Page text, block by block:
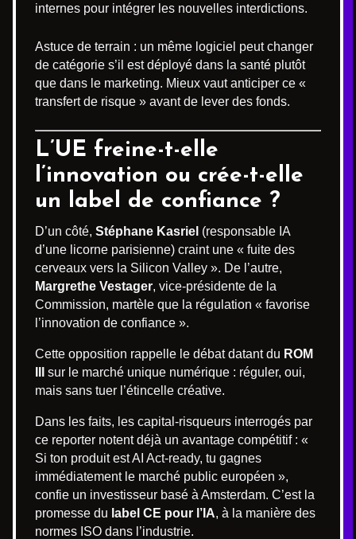
internes pour intégrer les nouvelles interdictions.
Astuce de terrain : un même logiciel peut changer
de catégorie s’il est déployé dans la santé plutôt
que dans le marketing. Mieux vaut anticiper ce «
transfert de risque » avant de lever des fonds.
L’UE freine-t-elle
l’innovation ou crée-t-elle
un label de confiance ?
D’un côté, Stéphane Kasriel (responsable IA
d’une licorne parisienne) craint une « fuite des
cerveaux vers la Silicon Valley ». De l’autre,
Margrethe Vestager, vice-présidente de la
Commission, martèle que la régulation « favorise
l’innovation de confiance ».
Cette opposition rappelle le débat datant du ROM
sur le marché unique numérique : réguler, oui,
mais sans tuer l’étincelle créative.
Dans les faits, les capital-risqueurs interrogés par
ce reporter notent déjà un avantage compétitif : «
Si ton produit est AI Act-ready, tu gagnes
immédiatement le marché public européen »,
confie un investisseur basé à Amsterdam. C’est la
promesse du label CE pour l’IA, à la manière des
normes ISO dans l’industrie.